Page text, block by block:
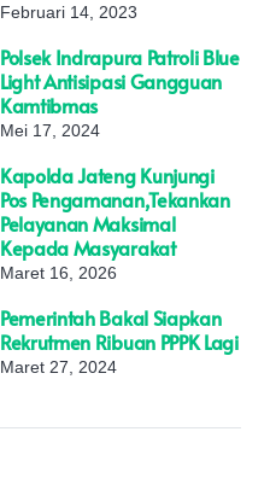
Februari 14, 2023
Polsek Indrapura Patroli Blue
Light Antisipasi Gangguan
Kamtibmas
Mei 17, 2024
Kapolda Jateng Kunjungi
Pos Pengamanan,Tekankan
Pelayanan Maksimal
Kepada Masyarakat
Maret 16, 2026
Pemerintah Bakal Siapkan
Rekrutmen Ribuan PPPK Lagi
Maret 27, 2024